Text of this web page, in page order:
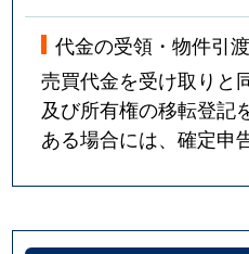
代金の受領・物件引
売買代金を受け取りと
及び所有権の移転登記
ある場合には、確定申